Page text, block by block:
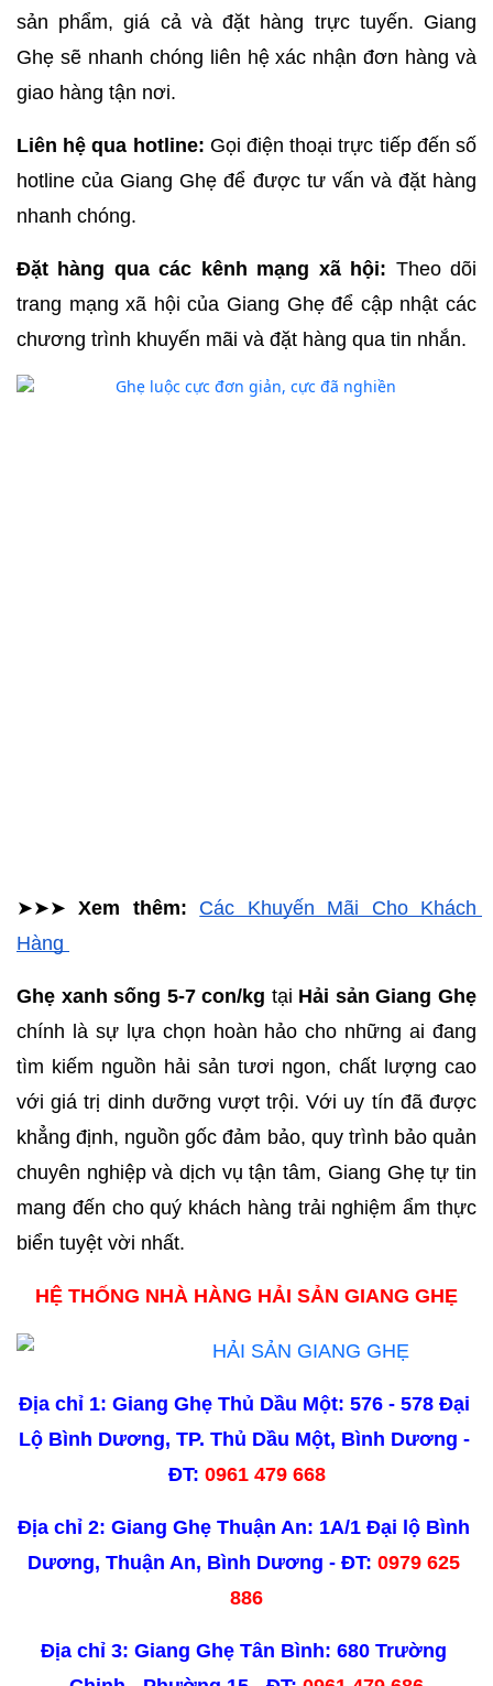
sản phẩm, giá cả và đặt hàng trực tuyến. Giang
Ghẹ sẽ nhanh chóng liên hệ xác nhận đơn hàng và
giao hàng tận nơi.
Liên hệ qua hotline: Gọi điện thoại trực tiếp đến số
hotline của Giang Ghẹ để được tư vấn và đặt hàng
nhanh chóng.
Đặt hàng qua các kênh mạng xã hội: Theo dõi
trang mạng xã hội của Giang Ghẹ để cập nhật các
chương trình khuyến mãi và đặt hàng qua tin nhắn.
➤➤➤ Xem thêm: Các Khuyến Mãi Cho Khách
Hàng
Ghẹ xanh sống 5-7 con/kg tại Hải sản Giang Ghẹ
chính là sự lựa chọn hoàn hảo cho những ai đang
tìm kiếm nguồn hải sản tươi ngon, chất lượng cao
với giá trị dinh dưỡng vượt trội. Với uy tín đã được
khẳng định, nguồn gốc đảm bảo, quy trình bảo quản
chuyên nghiệp và dịch vụ tận tâm, Giang Ghẹ tự tin
mang đến cho quý khách hàng trải nghiệm ẩm thực
biển tuyệt vời nhất.
HỆ THỐNG NHÀ HÀNG HẢI SẢN GIANG GHẸ
Địa chỉ 1: Giang Ghẹ Thủ Dầu Một: 576 - 578 Đại
Lộ Bình Dương, TP. Thủ Dầu Một, Bình Dương -
ĐT: 0961 479 668
Địa chỉ 2: Giang Ghẹ Thuận An: 1A/1 Đại lộ Bình
Dương, Thuận An, Bình Dương - ĐT: 0979 625
886
Địa chỉ 3: Giang Ghẹ Tân Bình: 680 Trường